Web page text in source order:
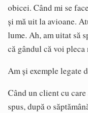
obicei. Când mi se
și mă uit la avioane.
lume. Ah, am uitat să
că gândul că voi pleca
Am și exemple legate
Când un client cu
spus, după o